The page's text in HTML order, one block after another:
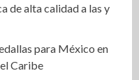
de alta calidad a las y
para México en
Caribe